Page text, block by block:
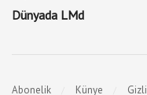
Dünyada LMd
Abonelik Künye